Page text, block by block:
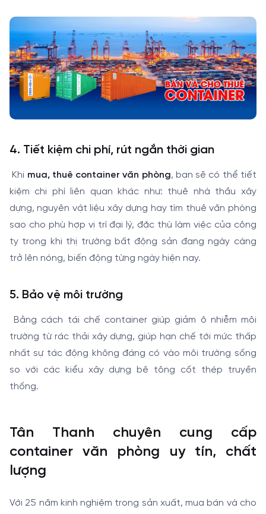
4. Tiết kiệm chi phí, rút ngắn thời gian
Khi mua, thuê container văn phòng, bạn sẽ có thể tiết
kiệm chi phí liên quan khác như: thuê nhà thầu xây
dựng, nguyên vật liệu xây dựng hay tìm thuê văn phòng
sao cho phù hợp vị trí đại lý, đặc thù làm việc của công
ty trong khi thị trường bất động sản đang ngày càng
trở lên nóng, biến động từng ngày hiện nay.
5. Bảo vệ môi trường
Bằng cách tái chế container giúp giảm ô nhiễm môi
trường từ rác thải xây dựng, giúp hạn chế tới mức thấp
nhất sự tác động không đáng có vào môi trường sống
so với các kiểu xây dựng bê tông cốt thép truyền
thống.
Tân Thanh chuyên cung cấp
container văn phòng uy tín, chất
lượng
Với 25 năm kinh nghiệm trong sản xuất, mua bán và cho